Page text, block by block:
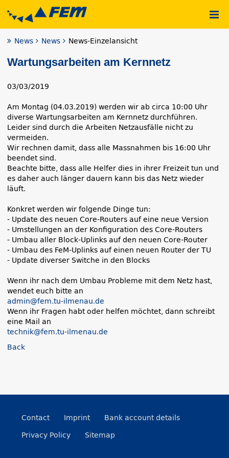
News News News-Einzelansicht
Wartungsarbeiten am Kernnetz
03/03/2019
Am Montag (04.03.2019) werden wir ab circa 10:00 Uhr
diverse Wartungsarbeiten am Kernnetz durchführen.
Leider sind durch die Arbeiten Netzausfälle nicht zu
vermeiden.
Wir rechnen damit, dass alle Massnahmen bis 16:00 Uhr
beendet sind.
Beachte bitte, dass alle Helfer dies in ihrer Freizeit tun und
es daher auch länger dauern kann bis das Netz wieder
läuft.
Konkret werden wir folgende Dinge tun:
- Update des neuen Core-Routers auf eine neue Version
- Umstellungen an der Konfiguration des Core-Routers
- Umbau aller Block-Uplinks auf den neuen Core-Router
- Umbau des FeM-Uplinks auf einen neuen Router der TU
- Update diverser Switche in den Blocks
Wenn ihr nach dem Umbau Probleme mit dem Netz hast,
wendet euch bitte an
admin@fem.tu-ilmenau.de
Wenn ihr Fragen habt oder helfen möchtet, dann schreibt
eine Mail an
technik@fem.tu-ilmenau.de
Back
Contact Imprint
Bank account details
Privacy Policy
Sitemap